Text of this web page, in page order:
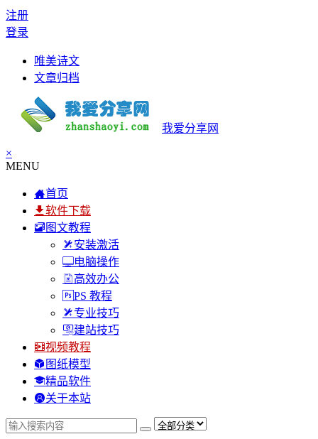
注册
登录
唯美诗文
文章归档
我爱分享网
×
MENU
首页
软件下载
图文教程
安装激活
电脑操作
高效办公
PS 教程
专业技巧
建站技巧
视频教程
图纸模型
精品软件
关于本站